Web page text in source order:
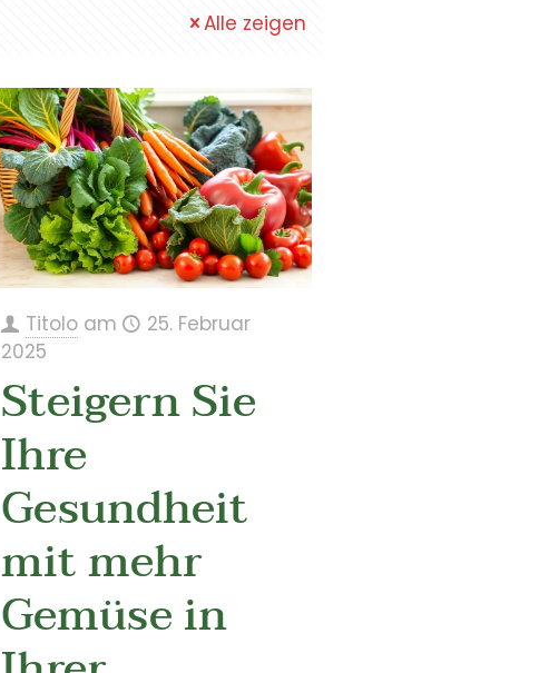
Alle zeigen
Titolo am
25. Februar
2025
Steigern Sie
Ihre
Gesundheit
mit mehr
Gemüse in